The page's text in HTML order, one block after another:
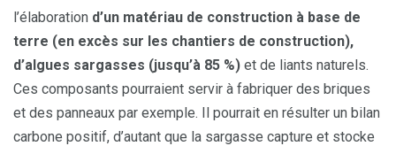
l’élaboration d’un matériau de construction à base de
terre (en excès sur les chantiers de construction),
d’algues sargasses (jusqu’à 85 %) et de liants naturels.
Ces composants pourraient servir à fabriquer des briques
et des panneaux par exemple. Il pourrait en résulter un bilan
carbone positif, d’autant que la sargasse capture et stocke